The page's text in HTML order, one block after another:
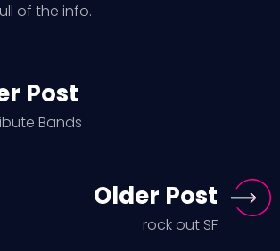
of the info.
Post
Bands
Older Post
rock out SF